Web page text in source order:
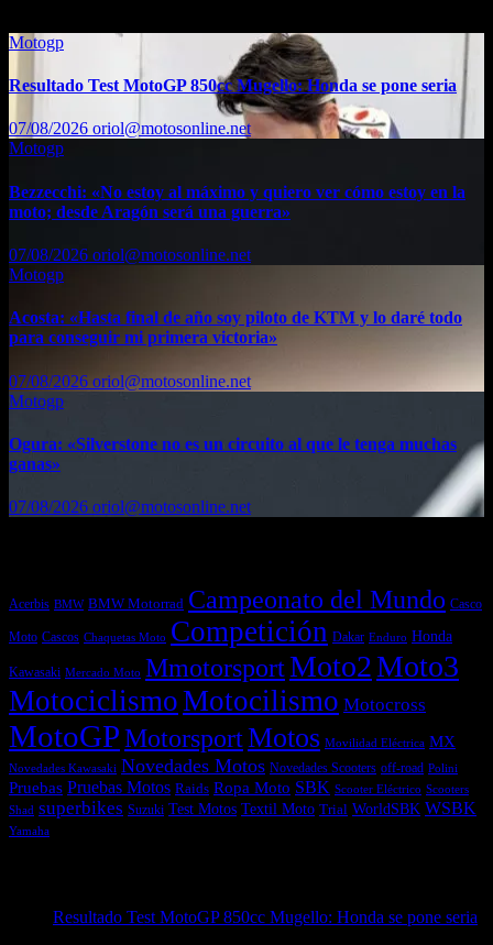
Motogp
Resultado Test MotoGP 850cc Mugello: Honda se pone seria
07/08/2026 oriol@motosonline.net
Motogp
Bezzecchi: «No estoy al máximo y quiero ver cómo estoy en la
moto; desde Aragón será una guerra»
07/08/2026 oriol@motosonline.net
Motogp
Acosta: «Hasta final de año soy piloto de KTM y lo daré todo
para conseguir mi primera victoria»
07/08/2026 oriol@motosonline.net
Motogp
Ogura: «Silverstone no es un circuito al que le tenga muchas
ganas»
07/08/2026 oriol@motosonline.net
Acerbis BMW BMW Motorrad Campeonato del Mundo Casco
Moto Cascos Chaquetas Moto Competición Dakar Enduro Honda
Kawasaki Mercado Moto MmotorsportMoto2Moto3
MotociclismoMotocilismo Motocross
MotoGPMotorsportMotos Movilidad Eléctrica MX
Novedades Kawasaki Novedades Motos Novedades Scooters off-road Polini
Pruebas Pruebas Motos Raids Ropa Moto SBK Scooter Eléctrico Scooters
Shad superbikes Suzuki Test Motos Textil Moto Trial WorldSBK WSBK
Yamaha
Resultado Test MotoGP 850cc Mugello: Honda se pone seria